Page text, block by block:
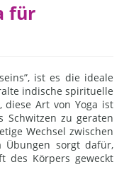
für
ist es die ideale
indische spirituelle
diese Art von Yoga ist
Schwitzen zu geraten
Wechsel zwischen
Übungen sorgt dafür,
des Körpers geweckt